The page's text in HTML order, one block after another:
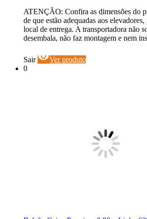
ATENÇÃO: Confira as dimensões do
de que estão adequadas aos
local de entrega. A transportadora não
desembala, não faz montagem e nem
Sair visibilityVer produto
0